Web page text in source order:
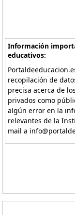
Información
educativos:
recopilación de
precisa acerca de
privados como
algún error en la
relevantes de la
mail a